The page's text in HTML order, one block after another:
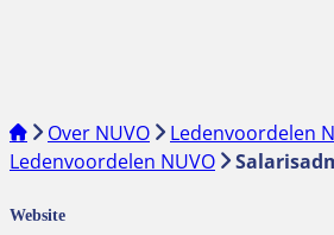
Over NUVO Ledenvoordelen
Ledenvoordelen NUVO
Website